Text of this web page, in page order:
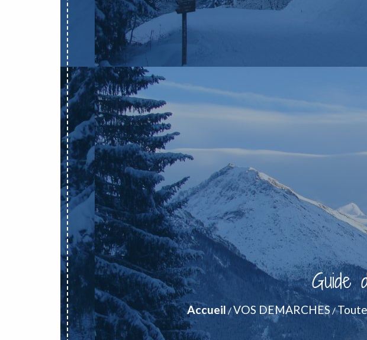
Guide
Accueil/VOS DEMARCHES /